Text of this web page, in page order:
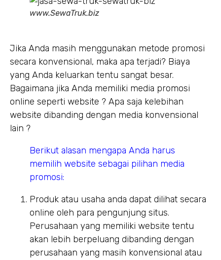
www.SewaTruk.biz
Jika Anda masih menggunakan metode promosi
secara konvensional, maka apa terjadi? Biaya
yang Anda keluarkan tentu sangat besar.
Bagaimana jika Anda memiliki media promosi
online seperti website ? Apa saja kelebihan
website dibanding dengan media konvensional
lain ?
Berikut alasan mengapa Anda harus
memilih website sebagai pilihan media
promosi:
Produk atau usaha anda dapat dilihat secara
online oleh para pengunjung situs.
Perusahaan yang memiliki website tentu
akan lebih berpeluang dibanding dengan
perusahaan yang masih konvensional atau